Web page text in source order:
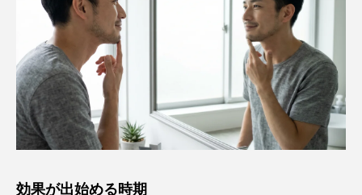
効果が出始める時期